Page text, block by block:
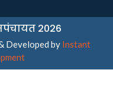
2026
Developed by Instant